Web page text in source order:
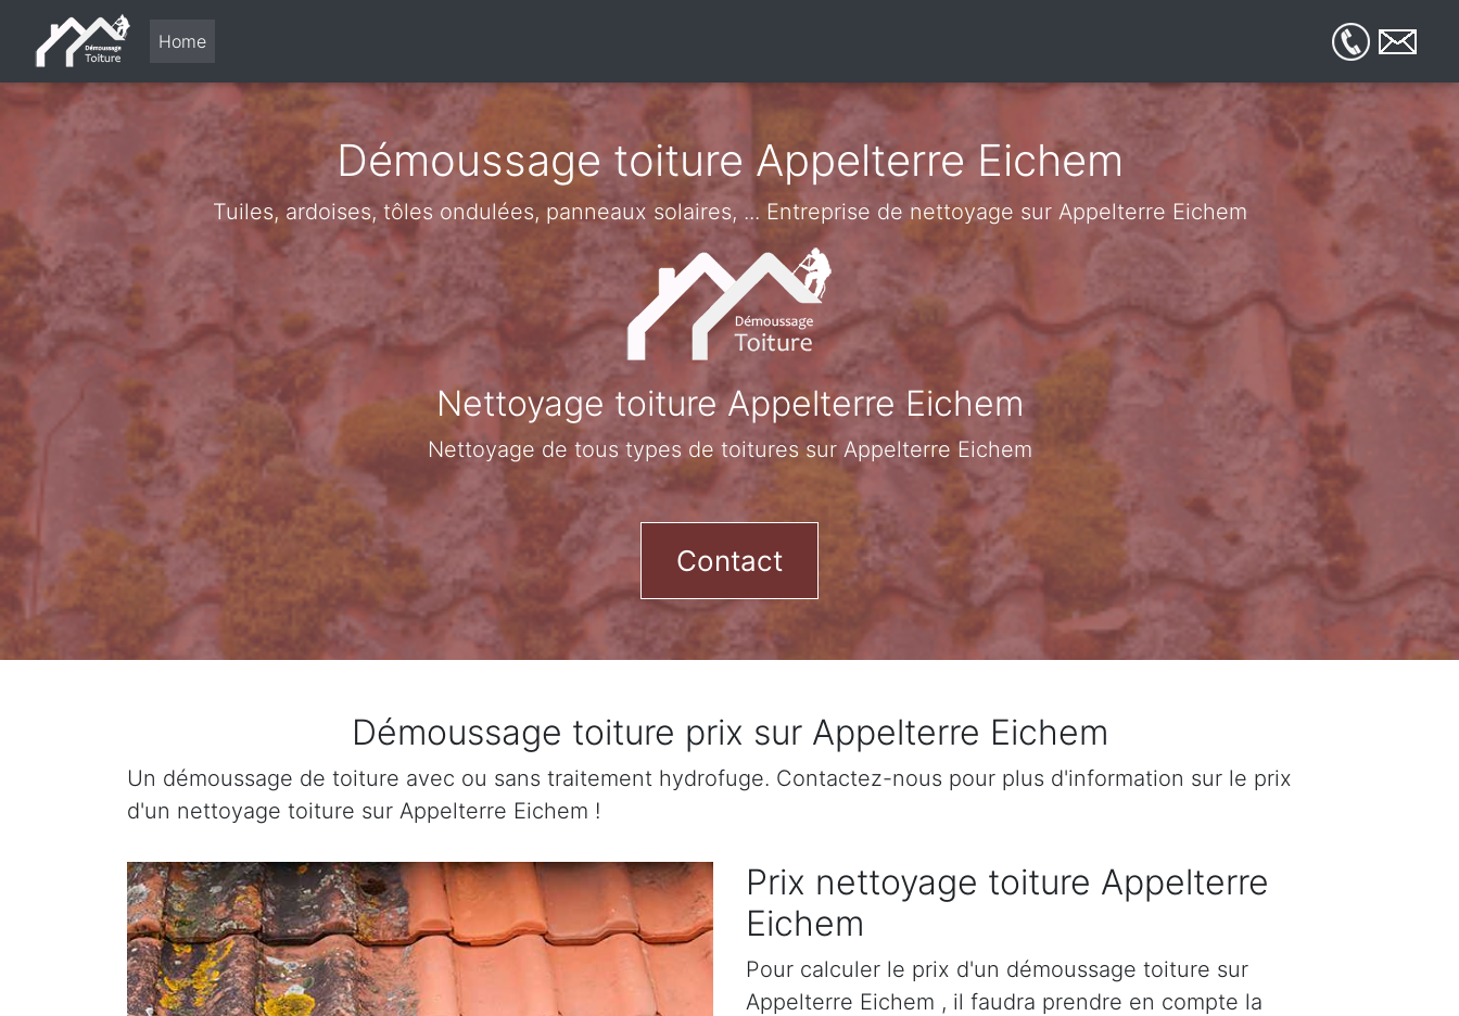
Home
Démoussage toiture Appelterre Eichem
Tuiles, ardoises, tôles ondulées, panneaux solaires, ... Entreprise de nettoyage sur Appelterre Eichem
Nettoyage toiture Appelterre Eichem
Nettoyage de tous types de toitures sur Appelterre Eichem
Contact
Démoussage toiture prix sur Appelterre Eichem
Un démoussage de toiture avec ou sans traitement hydrofuge. Contactez-nous pour plus d'information sur le prix
d'un nettoyage toiture sur Appelterre Eichem !
Prix nettoyage toiture Appelterre
Eichem
Pour calculer le prix d'un démoussage toiture sur
Appelterre Eichem , il faudra prendre en compte la